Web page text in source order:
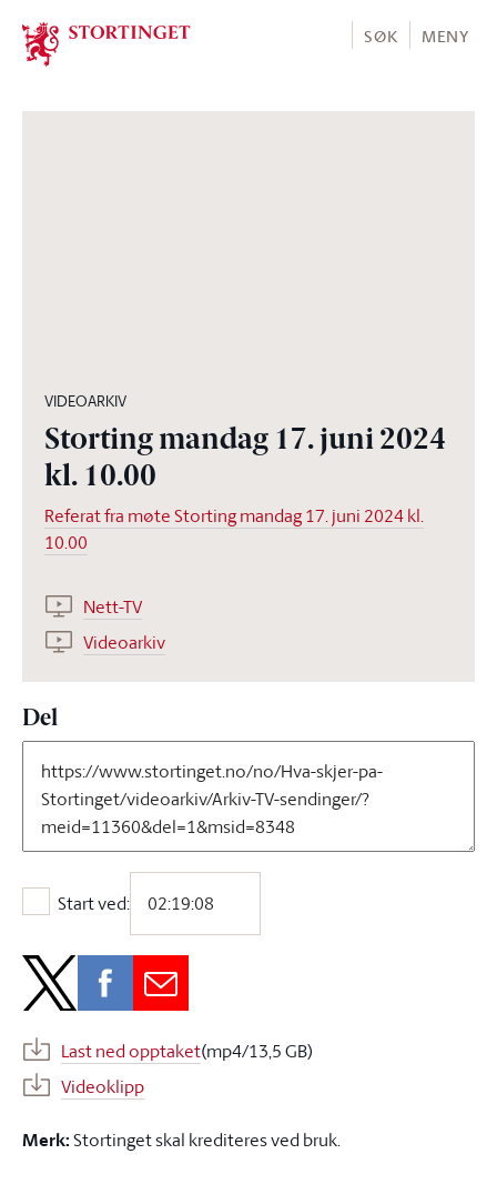
Stortinget.no
SØK MENY
VIDEOARKIV
Storting mandag 17. juni 2024
kl. 10.00
Referat fra møte Storting mandag 17. juni 2024 kl.
10.00
Nett-TV
Videoarkiv
Del
Start ved:
Start ved:
Last ned opptaket(mp4/13,5 GB)
Videoklipp
Merk:Stortinget skal krediteres ved bruk.